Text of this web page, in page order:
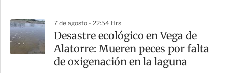
7 de agosto - 22:54 Hrs
Desastre ecológico en Vega de
Alatorre: Mueren peces por falta
de oxigenación en la laguna